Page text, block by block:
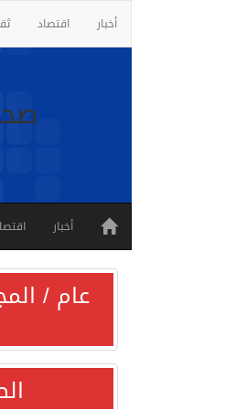
أخبار اقتصاد
أخبار
عام /